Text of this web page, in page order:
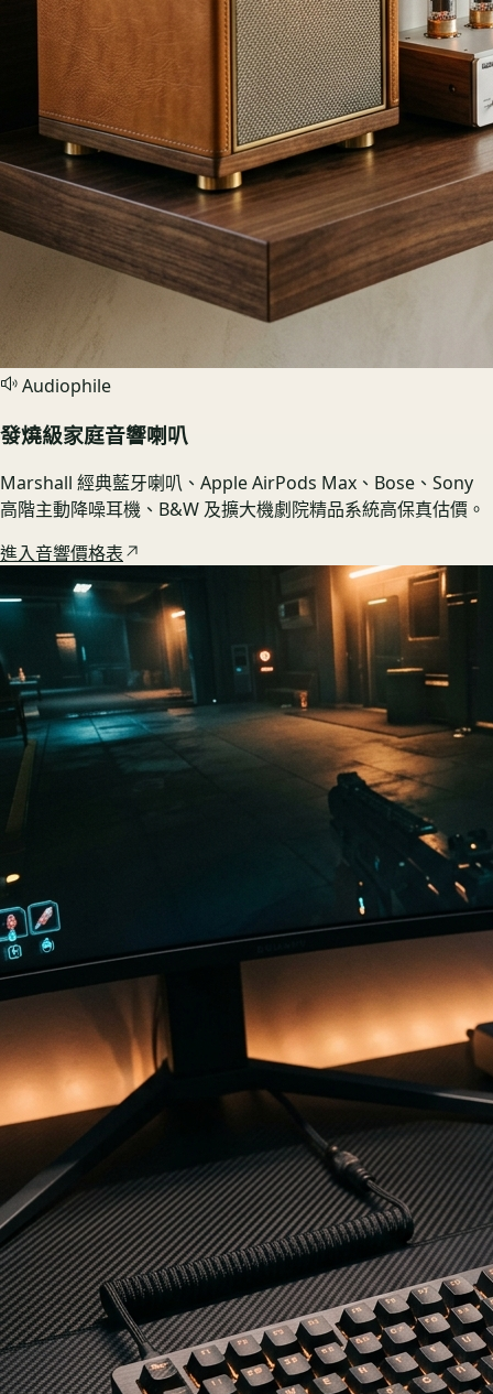
Audiophile
發燒級家庭音響喇叭
Marshall 經典藍牙喇叭、Apple AirPods Max、Bose、Sony
高階主動降噪耳機、B&W 及擴大機劇院精品系統高保真估價。
進入音響價格表